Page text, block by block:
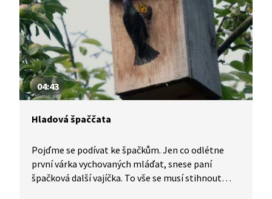
04:43
Hladová špaččata
Pojďme se podívat ke špačkům. Jen co odlétne
první várka vychovaných mláďat, snese paní
špačková další vajíčka. To vše se musí stihnout